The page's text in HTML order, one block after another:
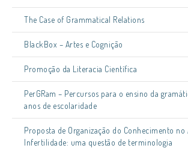
The Case of Grammatical Relations
BlackBox – Artes e Cognição
Promoção da Literacia Científica
PerGRam – Percursos para o ensino da
anos de escolaridade
Proposta de Organização do Conhecimento no
Infertilidade: uma questão de terminologia